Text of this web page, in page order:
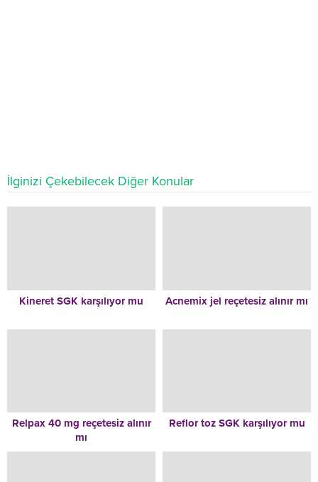
İlginizi Çekebilecek Diğer Konular
Kineret SGK karşılıyor mu Acnemix jel reçetesiz alınır mı
Relpax 40 mg reçetesiz alınır
mı
Reflor toz SGK karşılıyor mu